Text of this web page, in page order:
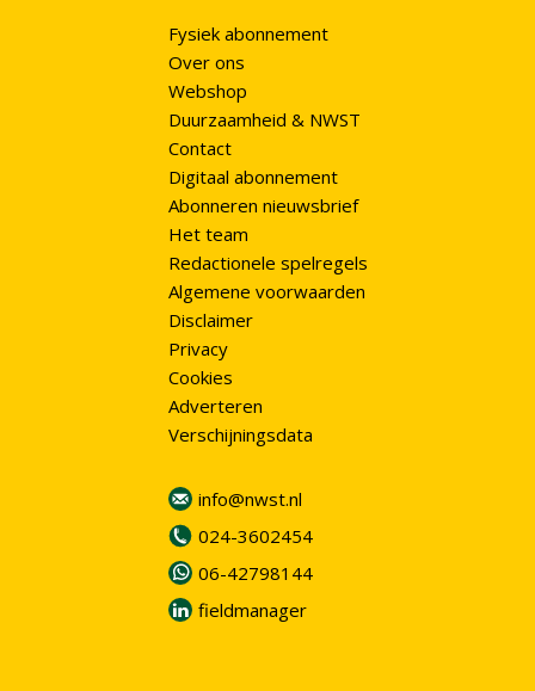
Fysiek abonnement
Over ons
Webshop
Duurzaamheid & NWST
Contact
Digitaal abonnement
Abonneren nieuwsbrief
Het team
Redactionele spelregels
Algemene voorwaarden
Disclaimer
Privacy
Cookies
Adverteren
Verschijningsdata
info@nwst.nl
024-3602454
06-42798144
fieldmanager